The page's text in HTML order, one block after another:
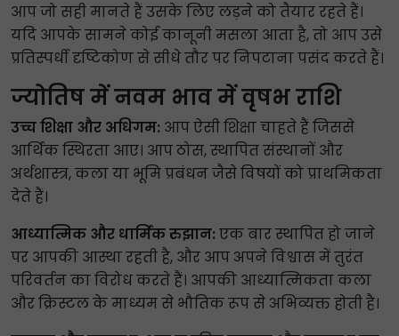
आप जो सही मानते हैं उसके लिए लड़ने को तैयार रहते हैं।
यदि आपके सामने कोई कानूनी मसला आता है, तो आप उसे
प्रतिस्पर्धी दृष्टिकोण से सीधे तौर पर निपटाना पसंद करते हैं।
ज्योतिष में नवम भाव में वृषभ राशि
उच्च शिक्षा और अधिगम: आप ऐसी शिक्षा चाहते हैं जिससे
आर्थिक स्थिरता आए। आप ठोस, स्थापित संस्थानों और
अर्थशास्त्र, कला या भूमि प्रबंधन जैसे विषयों को प्राथमिकता
देते हैं।
आध्यात्मिक और धार्मिक रुझान: एक बार स्थापित हो जाने
पर आपकी आस्था रहती है, और आप अपने विश्वास में तुरंत
परिवर्तन का विरोध करते हैं। आपकी आध्यात्मिकता कला
और क्रिस्टल के माध्यम से भौतिक रूप से अभिव्यक्त होती है।